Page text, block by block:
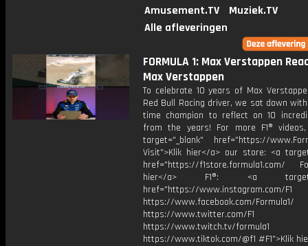
Amusement.TV
Muziek.TV
Alle afleveringen
FORMULA 1: Max Verstappen
Max Verstappen
To celebrate 10 years of Max
Red Bull Racing driver, we sat down
time champion to reflect on 10
from the years! For more F1®
target="_blank" href="https://
Visit">Klik hier</a> our store: <a
href="https://f1store.formula1.com/
hier</a> F1®: <a
href="https://www.instagram.com/F1
https://www.facebook.com/Formula1/
https://www.twitter.com/F1
https://www.twitch.tv/formula1
https://www.tiktok.com/@f1 #F1">Klik